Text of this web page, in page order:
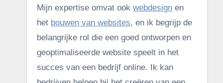
Mijn expertise omvat ookwebdesign en
het bouwen van websites, en ik begrijp de
belangrijke rol die een goed ontworpen en
geoptimaliseerde website speelt in het
succes van een bedrijf online. Ik kan